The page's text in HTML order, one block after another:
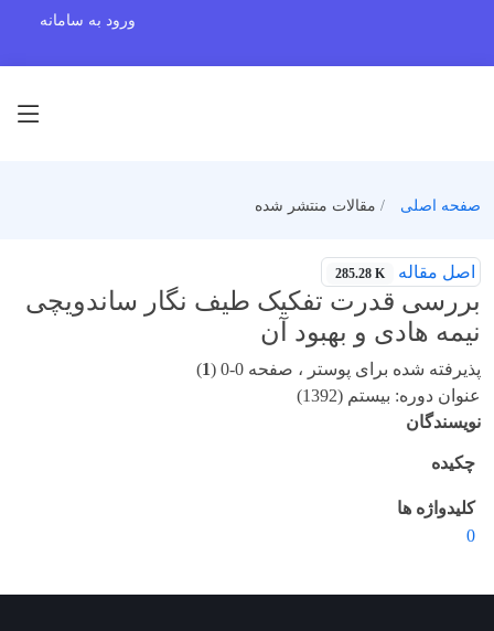
ورود به سامانه
صفحه اصلی مقالات منتشر شده
اصل مقاله 285.28 K
بررسی قدرت تفکیک طیف نگار ساندویچی
نیمه هادی و بهبود آن
پذیرفته شده برای پوستر ، صفحه 0-0 ( 1
)
عنوان دوره: بیستم (1392)
نویسندگان
چکیده
کلیدواژه ها
0